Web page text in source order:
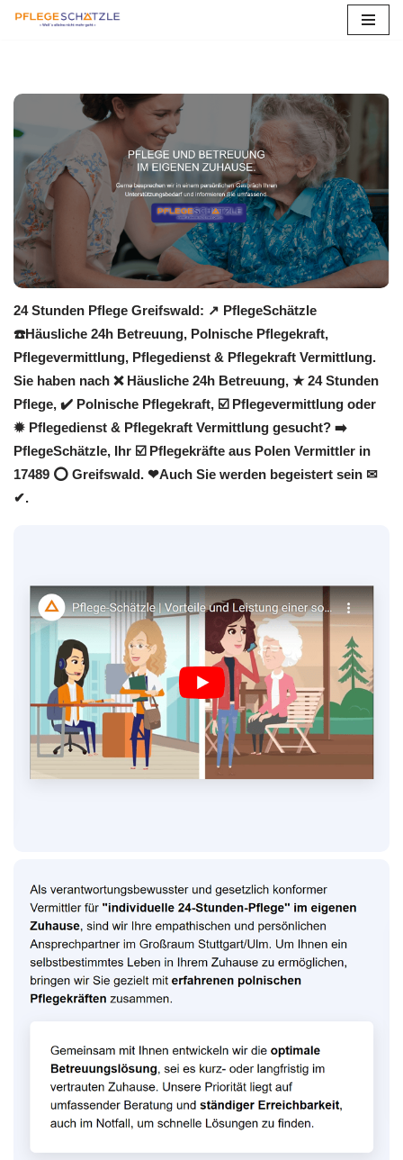
springen
24 Stunden Pflege Greifswald: ↗️ PflegeSchätzle
☎️Häusliche 24h Betreuung, Polnische Pflegekraft,
Pflegevermittlung, Pflegedienst & Pflegekraft Vermittlung.
Sie haben nach ❌ Häusliche 24h Betreuung, ★ 24 Stunden
Pflege, ✔️ Polnische Pflegekraft, ☑️ Pflegevermittlung oder
✹ Pflegedienst & Pflegekraft Vermittlung gesucht? ➡️
PflegeSchätzle, Ihr ☑️ Pflegekräfte aus Polen Vermittler in
17489 ⭕ Greifswald. ❤Auch Sie werden begeistert sein ✉
✔.